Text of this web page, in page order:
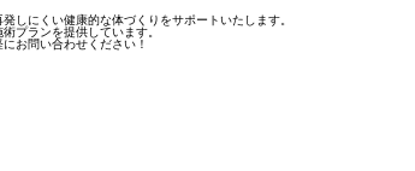
しにくい健康的な体づくりをサポートいたします。
プランを提供しています。
お問い合わせください！